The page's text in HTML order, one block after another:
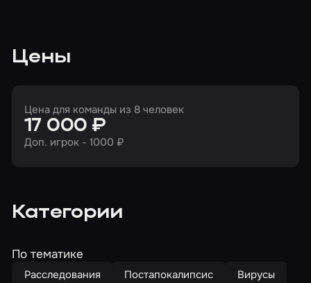
Цены
Цена для команды из 8 человек
17 000 ₽
Доп. игрок - 1000 ₽
Категории
По тематике
Расследования Постапокалипсис
Вирусы